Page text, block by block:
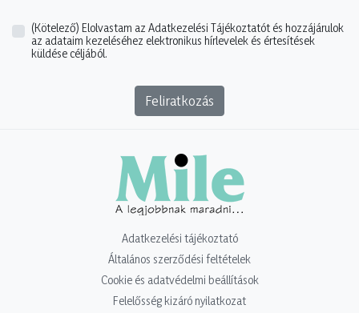
(Kötelező) Elolvastam az Adatkezelési Tájékoztatót és hozzájárulok
az adataim kezeléséhez elektronikus hírlevelek és értesítések
küldése céljából.
Feliratkozás
Adatkezelési tájékoztató
Általános szerződési feltételek
Cookie és adatvédelmi beállítások
Felelősség kizáró nyilatkozat